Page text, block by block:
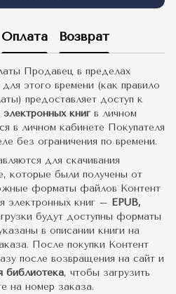
Оплата Возврат
Продавец в пределах
этого времени (как правило
предоставляет доступ к
электронных книг в личном
в личном кабинете Покупателя
без ограничения по времени.
для скачивания
которые были получены от
форматы файлов Контент
электронных книг – EPUB,
будут доступны форматы
в описании книги на
После покупки Контент
после возвращения на сайт и
библиотека, чтобы загрузить
на номер заказа.